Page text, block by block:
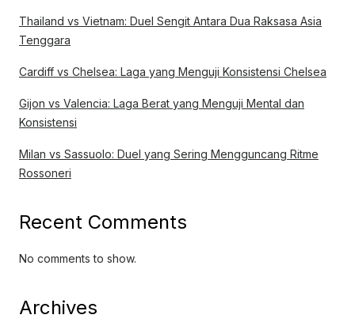
Thailand vs Vietnam: Duel Sengit Antara Dua Raksasa Asia
Tenggara
Cardiff vs Chelsea: Laga yang Menguji Konsistensi Chelsea
Gijon vs Valencia: Laga Berat yang Menguji Mental dan
Konsistensi
Milan vs Sassuolo: Duel yang Sering Mengguncang Ritme
Rossoneri
Recent Comments
No comments to show.
Archives